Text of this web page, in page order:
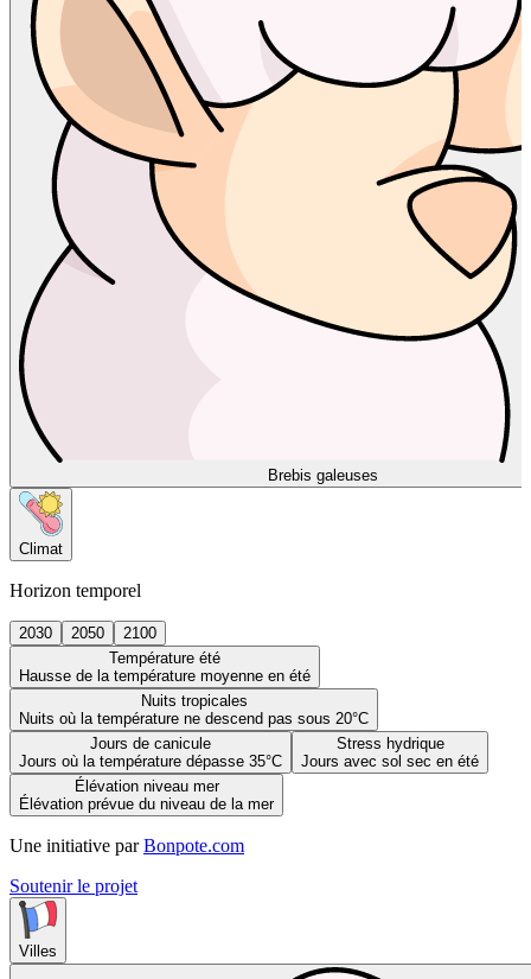
Brebis galeuses
Climat
Horizon temporel
2030 2050
2100
Température été
Hausse de la température moyenne en été
Nuits tropicales
Nuits où la température ne descend pas sous 20°C
Jours de canicule
Jours où la température dépasse 35°C
Stress hydrique
Jours avec sol sec en été
Élévation niveau mer
Élévation prévue du niveau de la mer
Une initiative par Bonpote.com
Soutenir le projet
Villes